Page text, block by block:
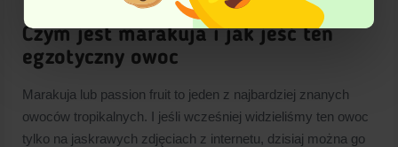
Czym jest marakuja i jak jeść ten
egzotyczny owoc
Marakuja lub passion fruit to jeden z najbardziej znanych
owoców tropikalnych. I jeśli wcześniej widzieliśmy ten owoc
tylko na jaskrawych zdjęciach z internetu, dzisiaj można go